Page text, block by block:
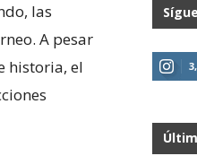
las
A pesar
historia, el